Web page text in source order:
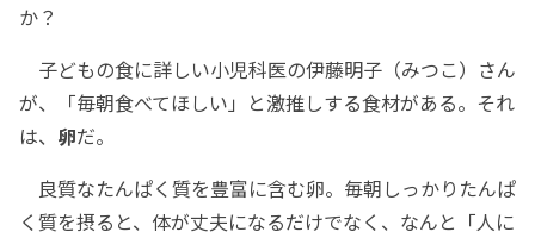
か？
子どもの食に詳しい小児科医の伊藤明子（みつこ）さん
が、「毎朝食べてほしい」と激推しする食材がある。それ
は、 卵だ。
良質なたんぱく質を豊富に含む卵。毎朝しっかりたんぱ
く質を摂ると、体が丈夫になるだけでなく、なんと「人に